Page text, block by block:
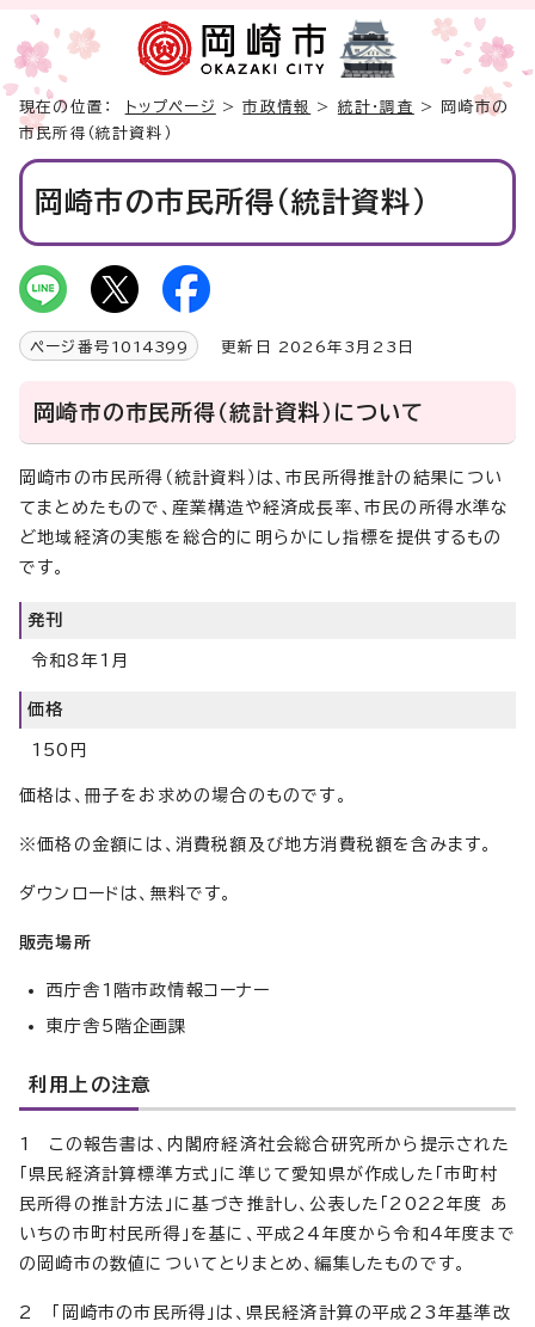
現在の位置： トップページ >市政情報 > 統計・調査
> 岡崎市の
市民所得（統計資料）
岡崎市の市民所得（統計資料）
ページ番号 1014399 更新日 2026年3月23日
岡崎市の市民所得（統計資料）について
岡崎市の市民所得（統計資料）は、市民所得推計の結果につい
てまとめたもので、産業構造や経済成長率、市民の所得水準な
ど地域経済の実態を総合的に明らかにし指標を提供するもの
です。
発刊
令和8年1月
価格
150円
価格は、冊子をお求めの場合のものです。
※価格の金額には、消費税額及び地方消費税額を含みます。
ダウンロードは、無料です。
販売場所
西庁舎1階市政情報コーナー
東庁舎5階企画課
利用上の注意
1 この報告書は、内閣府経済社会総合研究所から提示された
「県民経済計算標準方式」に準じて愛知県が作成した「市町村
民所得の推計方法」に基づき推計し、公表した「2022年度 あ
いちの市町村民所得」を基に、平成24年度から令和4年度まで
の岡崎市の数値についてとりまとめ、編集したものです。
2 「岡崎市の市民所得」は、県民経済計算の平成23年基準改